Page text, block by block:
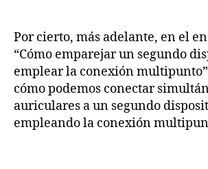
Por cierto, más adelante, en el
“Cómo emparejar un segundo
emplear la conexión
cómo podemos conectar
auriculares a un segundo
empleando la conexión